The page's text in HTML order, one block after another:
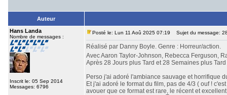
Auteur
Hans Landa
Nombre de messages :
Inscrit le: 05 Sep 2014
Messages: 6796
Posté le: Lun 11 Aoû 2025 07:19 Sujet du message:
Réalisé par Danny Boyle. Genre : Horreur/action.
Avec Aaron Taylor-Johnson, Rebecca Ferguson,
Après 28 Jours plus Tard et 28 Semaines plus
Perso j'ai adoré l'ambiance sauvage et horrifique
Et j'ai adoré le format du film, pas de 4/3 ( ouf !
avouer que ce format est rare, le récent et